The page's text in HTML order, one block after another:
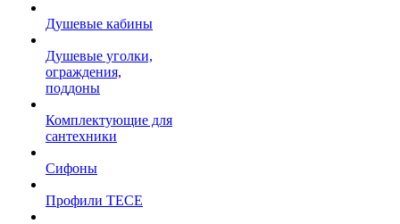
Душевые кабины
Душевые уголки,
ограждения,
поддоны
Комплектующие для
сантехники
Сифоны
Профили TECE